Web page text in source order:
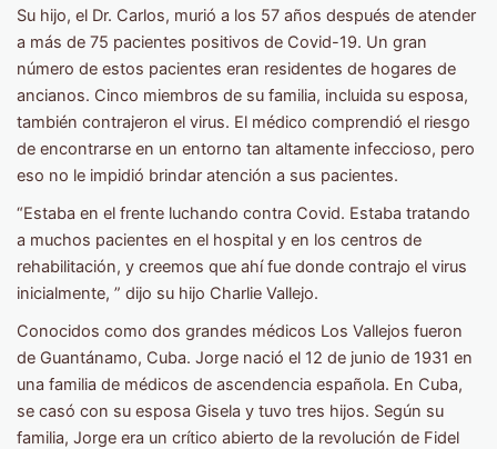
Su hijo, el Dr. Carlos, murió a los 57 años después de atender
a más de 75 pacientes positivos de Covid-19. Un gran
número de estos pacientes eran residentes de hogares de
ancianos. Cinco miembros de su familia, incluida su esposa,
también contrajeron el virus. El médico comprendió el riesgo
de encontrarse en un entorno tan altamente infeccioso, pero
eso no le impidió brindar atención a sus pacientes.
“Estaba en el frente luchando contra Covid. Estaba tratando
a muchos pacientes en el hospital y en los centros de
rehabilitación, y creemos que ahí fue donde contrajo el virus
inicialmente, ” dijo su hijo Charlie Vallejo.
Conocidos como dos grandes médicos Los Vallejos fueron
de Guantánamo, Cuba. Jorge nació el 12 de junio de 1931 en
una familia de médicos de ascendencia española. En Cuba,
se casó con su esposa Gisela y tuvo tres hijos. Según su
familia, Jorge era un crítico abierto de la revolución de Fidel